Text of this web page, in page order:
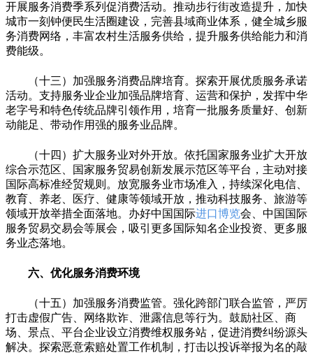
开展服务消费季系列促消费活动。推动步行街改造提升，加快
城市一刻钟便民生活圈建设，完善县域商业体系，健全城乡服
务消费网络，丰富农村生活服务供给，提升服务供给能力和消
费能级。
（十三）加强服务消费品牌培育。探索开展优质服务承诺
活动。支持服务业企业加强品牌培育、运营和保护，发挥中华
老字号和特色传统品牌引领作用，培育一批服务质量好、创新
动能足、带动作用强的服务业品牌。
（十四）扩大服务业对外开放。依托国家服务业扩大开放
综合示范区、国家服务贸易创新发展示范区等平台，主动对接
国际高标准经贸规则。放宽服务业市场准入，持续深化电信、
教育、养老、医疗、健康等领域开放，推动科技服务、旅游等
领域开放举措全面落地。办好中国国际进口博览会、中国国际
服务贸易交易会等展会，吸引更多国际知名企业投资、更多服
务业态落地。
六、优化服务消费环境
（十五）加强服务消费监管。强化跨部门联合监管，严厉
打击虚假广告、网络欺诈、泄露信息等行为。鼓励社区、商
场、景点、平台企业设立消费维权服务站，促进消费纠纷源头
解决。探索恶意索赔处置工作机制，打击以投诉举报为名的敲